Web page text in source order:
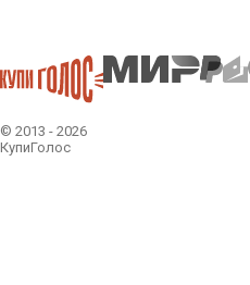
© 2013 - 2026
КупиГолос